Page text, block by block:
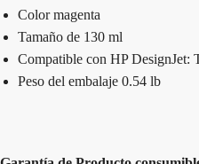
Color magenta
Tamaño de 130 ml
Compatible con HP DesignJet:
Peso del embalaje 0.54 lb